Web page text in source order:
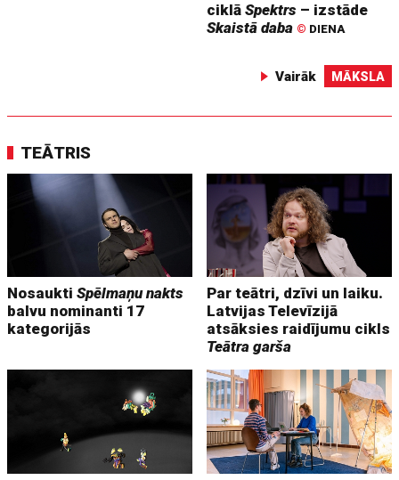
ciklāSpektrs – izstāde
Skaistā daba © DIENA
Vairāk MĀKSLA
TEĀTRIS
NosauktiSpēlmaņu nakts
balvu nominanti 17
kategorijās
Par teātri, dzīvi un laiku.
Latvijas Televīzijā
atsāksies raidījumu cikls
Teātra garša